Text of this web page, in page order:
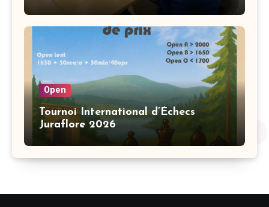
Open
Tournoi International d’Échecs
Juraflore 2026